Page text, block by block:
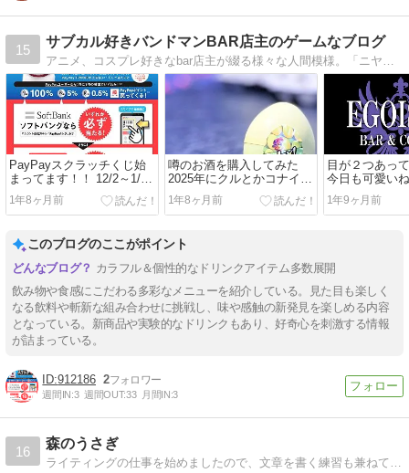
15
サブカル好きバンドマンBAR店主のゲームなブログ
PayPayスクラッチくじ始
まってます！！ 12/2～1/7
まで
1年8ヶ月前
噂のお酒を購入してみた
2025年にクルとかコナイと
か
1年8ヶ月前
目が２つあっ
今日も可愛い
1年9ヶ月前
このブログのここがポイント
カラフル＆個性的なドリンクアイテム多数展開
飲み物や食感にこだわる多彩なメニューを紹介している。見た目も楽しく
なる飲料や斬新な組み合わせに挑戦し、味や感触の新発見を楽しめる内容
となっている。新商品や実験的なドリンクもあり、好奇心を刺激する情報
が詰まっている。
912186 2
週間IN:3 週間OUT:33 月間IN:3
16
森のうさぎ